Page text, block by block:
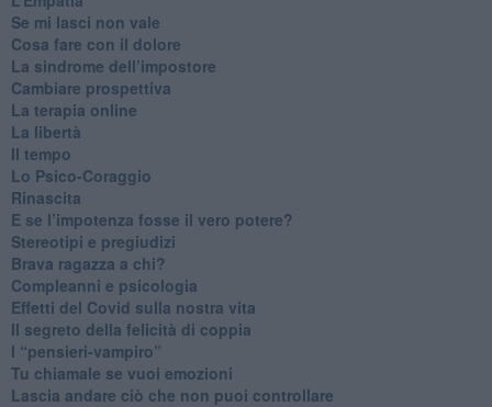
​Se mi lasci non vale
Cosa fare con il dolore
​La sindrome dell’impostore
​Cambiare prospettiva
La terapia online
La libertà
​Il tempo
​Lo Psico-Coraggio
Rinascita
​E se l’impotenza fosse il vero potere?
Stereotipi e pregiudizi
​Brava ragazza a chi?
​Compleanni e psicologia
Effetti del Covid sulla nostra vita
Il segreto della felicità di coppia
​I “pensieri-vampiro”
​Tu chiamale se vuoi emozioni
​Lascia andare ciò che non puoi controllare